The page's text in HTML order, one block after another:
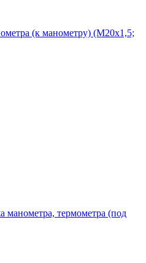
(к манометру) (М20х1,5;
термометра (под